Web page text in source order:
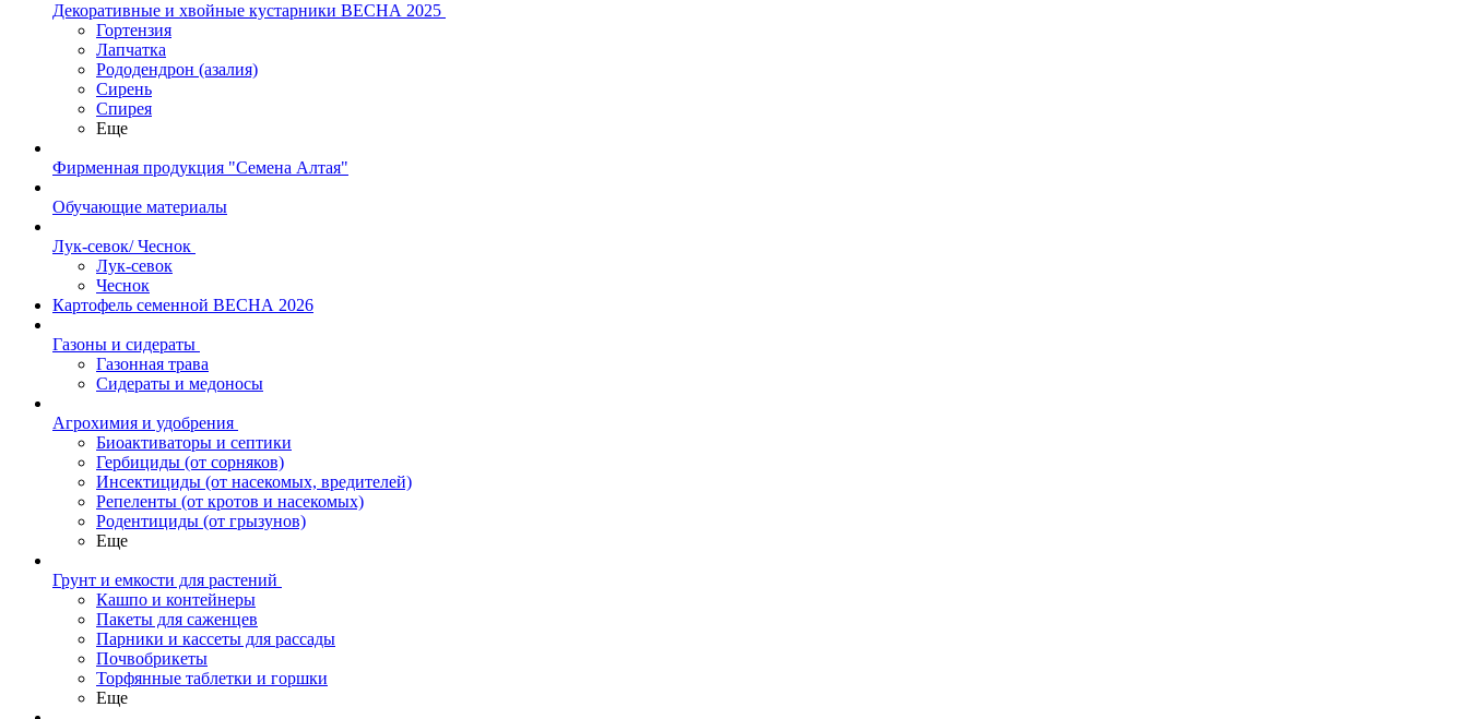
Декоративные и хвойные кустарники ВЕСНА 2025
Гортензия
Лапчатка
Рододендрон (азалия)
Сирень
Спирея
Еще
Фирменная продукция "Семена Алтая"
Обучающие материалы
Лук-севок/ Чеснок
Лук-севок
Чеснок
Картофель семенной ВЕСНА 2026
Газоны и сидераты
Газонная трава
Сидераты и медоносы
Агрохимия и удобрения
Биоактиваторы и септики
Гербициды (от сорняков)
Инсектициды (от насекомых, вредителей)
Репеленты (от кротов и насекомых)
Родентициды (от грызунов)
Еще
Грунт и емкости для растений
Кашпо и контейнеры
Пакеты для саженцев
Парники и кассеты для рассады
Почвобрикеты
Торфянные таблетки и горшки
Еще